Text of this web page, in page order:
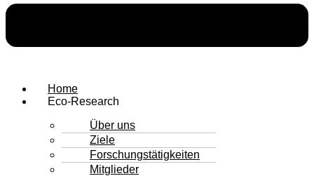
Home
Eco-Research
Über uns
Ziele
Forschungstätigkeiten
Mitglieder